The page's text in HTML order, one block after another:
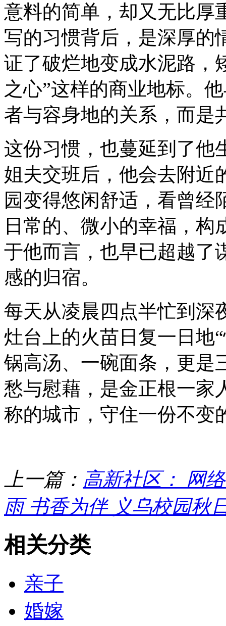
意料的简单，却又无比厚
写的习惯背后，是深厚的
证了破烂地变成水泥路，
之心”这样的商业地标。
者与容身地的关系，而是
这份习惯，也蔓延到了他
姐夫交班后，他会去附近
园变得悠闲舒适，看曾经
日常的、微小的幸福，
于他而言，也早已超越了
感的归宿。
每天从凌晨四点半忙到深
灶台上的火苗日复一日地
锅高汤、一碗面条，更是
愁与慰藉，是金正根一家
称的城市，守住一份不变
上一篇： 高新社区： 网
雨 书香为伴 义乌校园秋
相关分类
亲子
婚嫁